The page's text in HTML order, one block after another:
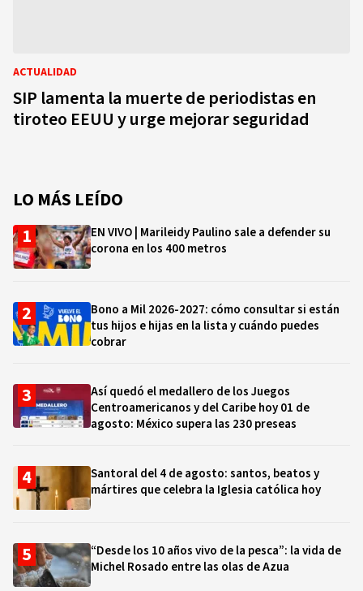
ACTUALIDAD
SIP lamenta la muerte de periodistas en
tiroteo EEUU y urge mejorar seguridad
LO MÁS LEÍDO
EN VIVO | Marileidy Paulino sale a defender su
corona en los 400 metros
Bono a Mil 2026-2027: cómo consultar si están
tus hijos e hijas en la lista y cuándo puedes
cobrar
Así quedó el medallero de los Juegos
Centroamericanos y del Caribe hoy 01 de
agosto: México supera las 230 preseas
Santoral del 4 de agosto: santos, beatos y
mártires que celebra la Iglesia católica hoy
“Desde los 10 años vivo de la pesca”: la vida de
Michel Rosado entre las olas de Azua